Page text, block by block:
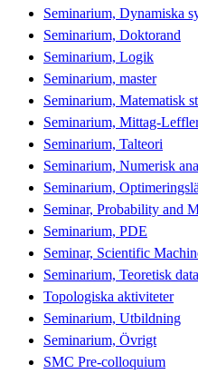
Seminarium, Dynamiska
Seminarium, Doktorand
Seminarium, Logik
Seminarium, master
Seminarium, Matematisk
Seminarium, Mittag-
Seminarium, Talteori
Seminarium, Numerisk
Seminarium,
Seminar, Probability and
Seminarium, PDE
Seminar, Scientific
Seminarium, Teoretisk
Topologiska aktiviteter
Seminarium, Utbildning
Seminarium, Övrigt
SMC Pre-colloquium